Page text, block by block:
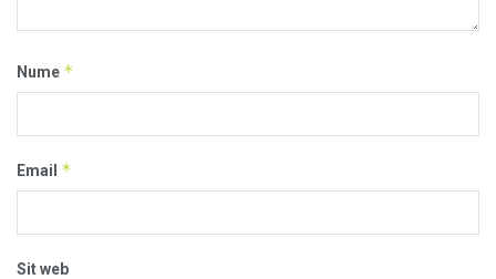
Nume *
Email *
Sit web